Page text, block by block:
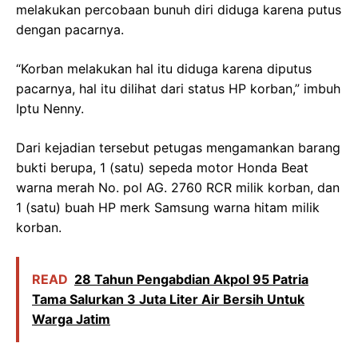
melakukan percobaan bunuh diri diduga karena putus
dengan pacarnya.
“Korban melakukan hal itu diduga karena diputus
pacarnya, hal itu dilihat dari status HP korban,” imbuh
Iptu Nenny.
Dari kejadian tersebut petugas mengamankan barang
bukti berupa, 1 (satu) sepeda motor Honda Beat
warna merah No. pol AG. 2760 RCR milik korban, dan
1 (satu) buah HP merk Samsung warna hitam milik
korban.
READ 28 Tahun Pengabdian Akpol 95 Patria
Tama Salurkan 3 Juta Liter Air Bersih Untuk
Warga Jatim